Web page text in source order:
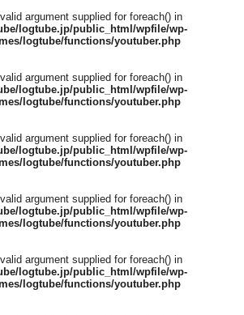
argument supplied for foreach() in
logtube.jp/public_html/wpfile/wp-
logtube/functions/youtuber.php
argument supplied for foreach() in
logtube.jp/public_html/wpfile/wp-
logtube/functions/youtuber.php
argument supplied for foreach() in
logtube.jp/public_html/wpfile/wp-
logtube/functions/youtuber.php
argument supplied for foreach() in
logtube.jp/public_html/wpfile/wp-
logtube/functions/youtuber.php
argument supplied for foreach() in
logtube.jp/public_html/wpfile/wp-
logtube/functions/youtuber.php